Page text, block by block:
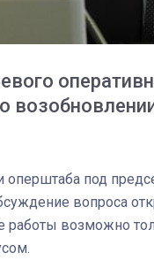
оперштаба под
вопроса
работы возможно